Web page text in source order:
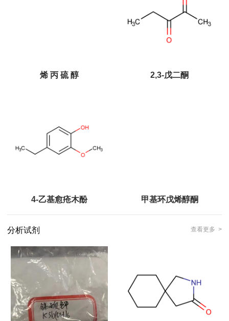
烯 丙 硫 醇 2,3-戊二酮
4-乙基愈疮木酚 甲基环戊烯醇酮
分析试剂 查看更多 >